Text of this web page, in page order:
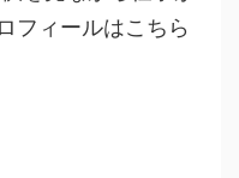
フィールはこちら